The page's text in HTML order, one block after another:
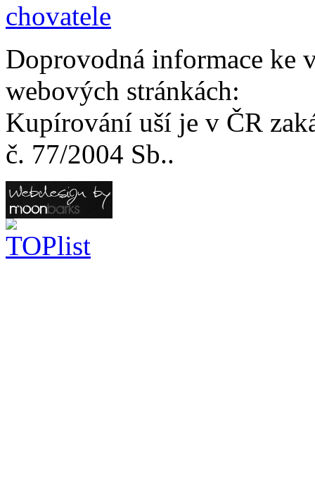
chovatele
Doprovodná informace ke
webových stránkách:
Kupírování uší je v ČR
č. 77/2004 Sb..